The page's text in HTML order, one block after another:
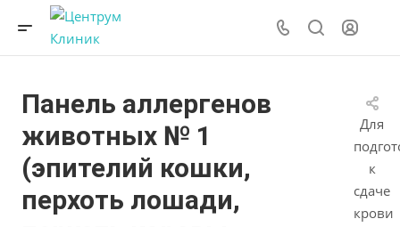
Для
к
сдаче
крови
Панель аллергенов
животных № 1
(эпителий кошки,
перхоть лошади,